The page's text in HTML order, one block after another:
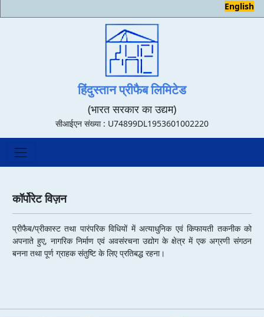
English
हिंदुस्तान प्रीफैब लिमिटेड
(भारत सरकार का उद्यम)
सीआईएन संख्या : U74899DL1953601002220
कॉर्पोरेट विज़न
प्रीफैब/प्रीकास्ट तथा पारंपरिक विधियों में अत्याधुनिक एवं किफायती तकनीक को
अपनाते हुए, नागरिक निर्माण एवं अवसंरचना उद्योग के क्षेत्र में एक अग्रणी संगठन
बनना तथा पूर्ण ग्राहक संतुष्टि के लिए प्रतिबद्ध रहना।